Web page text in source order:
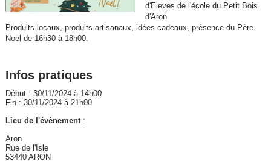
d'Eleves de l'école du Petit Bois
d'Aron.
Produits locaux, produits artisanaux, idées cadeaux, présence du Père
Noël de 16h30 à 18h00.
Infos pratiques
Début : 30/11/2024 à 14h00
Fin : 30/11/2024 à 21h00
Lieu de l'évènement:
Aron
Rue de l'Isle
53440 ARON